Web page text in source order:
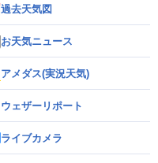
過去天気図
お天気ニュース
アメダス(実況天気)
ウェザーリポート
ライブカメラ